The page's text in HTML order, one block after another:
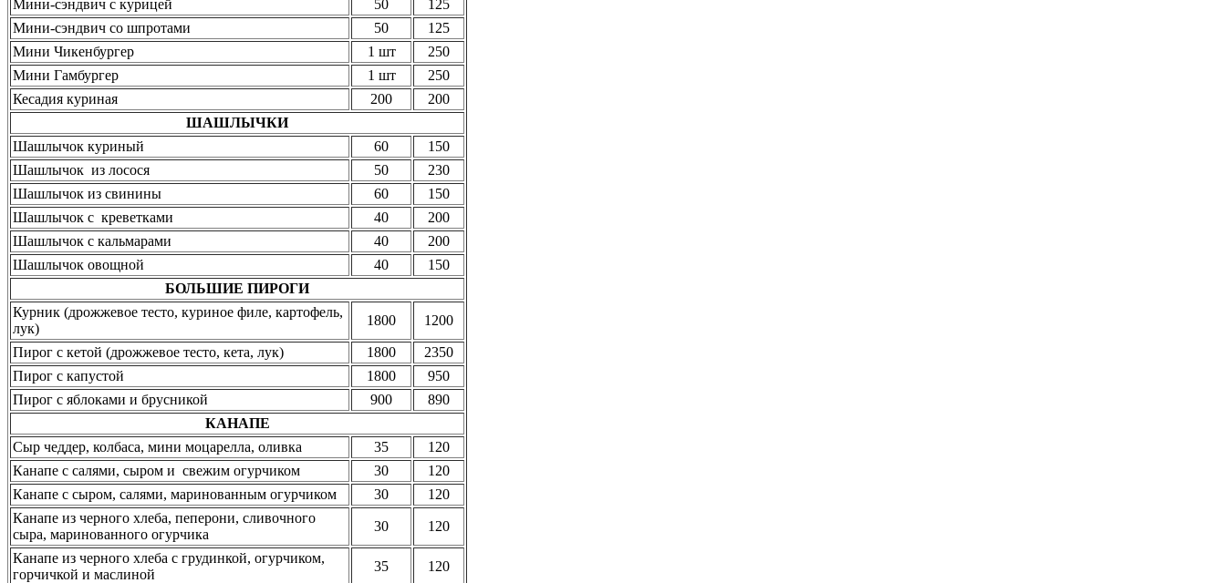
Мини-сэндвич с курицей
50
125
Мини-сэндвич со шпротами
50
125
Мини Чикенбургер
1 шт
250
Мини Гамбургер
1 шт
250
Кесадия куриная
200
200
ШАШЛЫЧКИ
Шашлычок куриный
60
150
Шашлычок из лосося
50
230
Шашлычок из свинины
60
150
Шашлычок с креветками
40
200
Шашлычок с кальмарами
40
200
Шашлычок овощной
40
150
БОЛЬШИЕ ПИРОГИ
Курник (дрожжевое тесто, куриное филе, картофель,
лук)
1800 1200
Пирог с кетой (дрожжевое тесто, кета, лук) 1800
2350
Пирог с капустой
1800
950
Пирог с яблоками и брусникой
900
890
КАНАПЕ
Сыр чеддер, колбаса, мини моцарелла, оливка
35
120
Канапе с салями, сыром и свежим огурчиком
30
120
Канапе с сыром, салями, маринованным огурчиком
30
120
Канапе из черного хлеба, пеперони, сливочного
сыра, маринованного огурчика
30 120
Канапе из черного хлеба с грудинкой, огурчиком,
горчичкой и маслиной
35 120